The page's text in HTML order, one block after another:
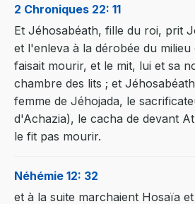
2 Chroniques 22: 11
Et Jéhosabéath, fille du roi, prit
et l'enleva à la dérobée du
faisait mourir, et le mit, lui et sa
chambre des lits ; et
femme de Jéhojada, le
d'Achazia), le cacha de devant
le fit pas mourir.
Néhémie 12: 32
et à la suite marchaient Hosaïa